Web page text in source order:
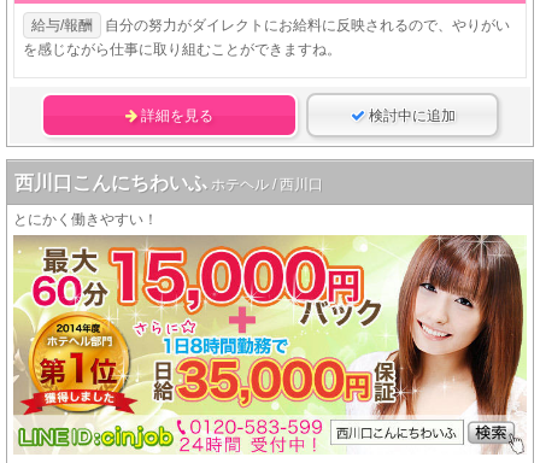
給与/報酬
自分の努力がダイレクトにお給料に反映されるので、やりがい
を感じながら仕事に取り組むことができますね。
詳細を見る 検討中に追加
西川口こんにちわいふ ホテヘル / 西川口
とにかく働きやすい！